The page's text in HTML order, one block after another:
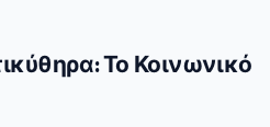
Το Κοινωνικό